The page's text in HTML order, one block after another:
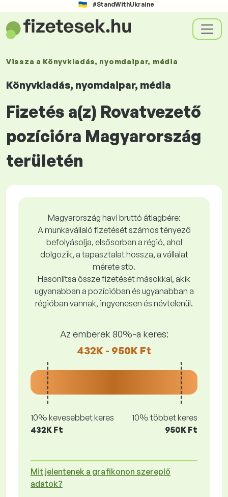
#StandWithUkraine
Vissza a Könyvkiadás, nyomdaipar, média
Könyvkiadás, nyomdaipar, média
Fizetés a(z) Rovatvezető
pozícióra Magyarország
területén
Magyarország havi bruttó átlagbére:
A munkavállaló fizetését számos tényező
befolyásolja, elsősorban a régió, ahol
dolgozik, a tapasztalat hossza, a vállalat
mérete stb.
Hasonlítsa össze fizetését másokkal, akik
ugyanabban a pozícióban és ugyanabban a
régióban vannak, ingyenesen és névtelenül.
Az emberek 80%-a keres:
432K - 950K Ft
10% kevesebbet keres
432K Ft
10% többet keres
950K Ft
Mit jelentenek a grafikonon szereplő
adatok?